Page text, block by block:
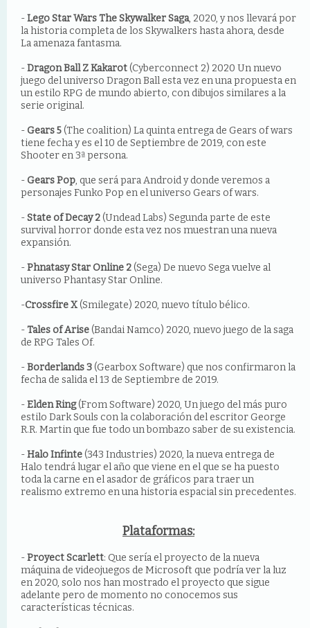
-Lego Star Wars The Skywalker Saga, 2020, y nos llevará por
la historia completa de los Skywalkers hasta ahora, desde
La amenaza fantasma.
-Dragon Ball Z Kakarot(Cyberconnect 2) 2020 Un nuevo
juego del universo Dragon Ball esta vez en una propuesta en
un estilo RPG de mundo abierto, con dibujos similares a la
serie original.
-Gears 5(The coalition) La quinta entrega de Gears of wars
tiene fecha y es el 10 de Septiembre de 2019, con este
Shooter en 3ª persona.
-Gears Pop, que será para Android y donde veremos a
personajes Funko Pop en el universo Gears of wars.
-State of Decay 2(Undead Labs) Segunda parte de este
survival horror donde esta vez nos muestran una nueva
expansión.
-Phnatasy Star Online 2(Sega) De nuevo Sega vuelve al
universo Phantasy Star Online.
-Crossfire X(Smilegate) 2020, nuevo título bélico.
-Tales of Arise(Bandai Namco) 2020, nuevo juego de la saga
de RPG Tales Of.
-Borderlands 3(Gearbox Software) que nos confirmaron la
fecha de salida el 13 de Septiembre de 2019.
-Elden Ring(From Software) 2020, Un juego del más puro
estilo Dark Souls con la colaboración del escritor George
R.R. Martin que fue todo un bombazo saber de su existencia.
-Halo Infinte(343 Industries) 2020, la nueva entrega de
Halo tendrá lugar el año que viene en el que se ha puesto
toda la carne en el asador de gráficos para traer un
realismo extremo en una historia espacial sin precedentes.
Plataformas:
-Proyect Scarlett: Que sería el proyecto de la nueva
máquina de videojuegos de Microsoft que podría ver la luz
en 2020, solo nos han mostrado el proyecto que sigue
adelante pero de momento no conocemos sus
características técnicas.